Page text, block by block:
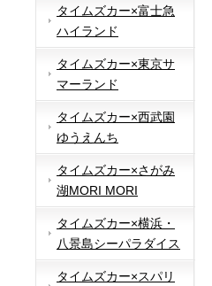
タイムズカー×富士急
ハイランド
タイムズカー×東京サ
マーランド
タイムズカー×西武園
ゆうえんち
タイムズカー×さがみ
湖MORI MORI
タイムズカー×横浜・
八景島シーパラダイス
タイムズカー×スパリ